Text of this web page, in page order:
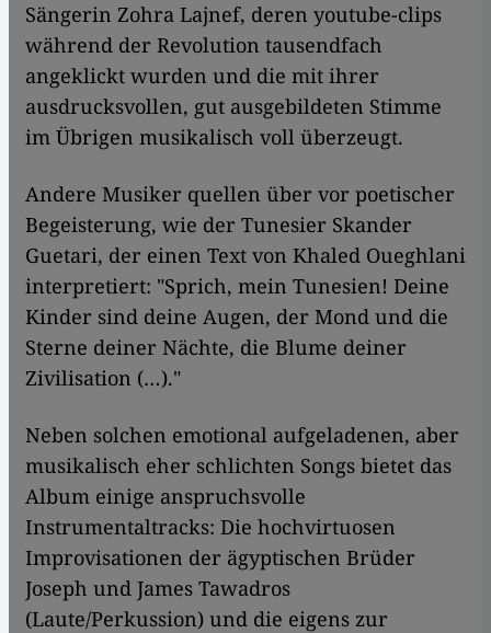
Sängerin Zohra Lajnef, deren youtube-clips
während der Revolution tausendfach
angeklickt wurden und die mit ihrer
ausdrucksvollen, gut ausgebildeten Stimme
im Übrigen musikalisch voll überzeugt.
Andere Musiker quellen über vor poetischer
Begeisterung, wie der Tunesier Skander
Guetari, der einen Text von Khaled Oueghlani
interpretiert: "Sprich, mein Tunesien! Deine
Kinder sind deine Augen, der Mond und die
Sterne deiner Nächte, die Blume deiner
Zivilisation (…)."
Neben solchen emotional aufgeladenen, aber
musikalisch eher schlichten Songs bietet das
Album einige anspruchsvolle
Instrumentaltracks: Die hochvirtuosen
Improvisationen der ägyptischen Brüder
Joseph und James Tawadros
(Laute/Perkussion) und die eigens zur